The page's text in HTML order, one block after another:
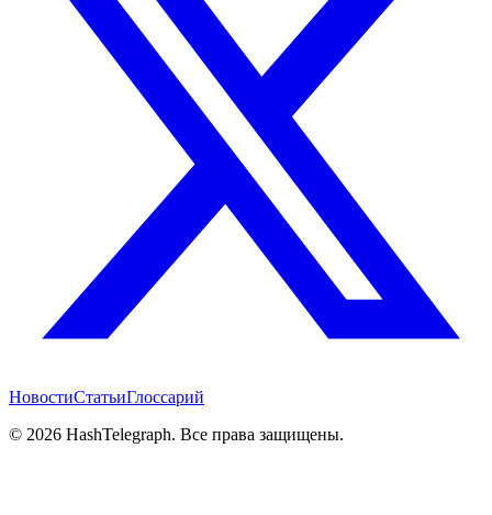
НовостиСтатьиГлоссарий
© 2026 HashTelegraph. Все права защищены.